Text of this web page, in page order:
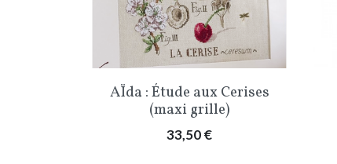
Aperçu rapide
AÏda : Étude aux Cerises
(maxi grille)
Prix
33,50 €